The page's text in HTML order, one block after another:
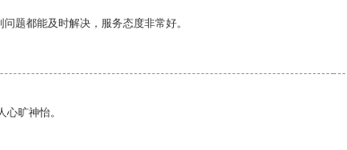
题都能及时解决，服务态度非常好。
旷神怡。